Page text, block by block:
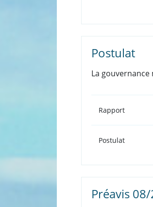
Postulat
La
Rapport
Postulat
Préavis